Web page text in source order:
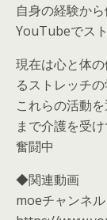
自身の経験か
YouTubeでス
現在は心と体
るストレッチ
これらの活動
まで介護を受
奮闘中
◆関連動画
moeチャンネル